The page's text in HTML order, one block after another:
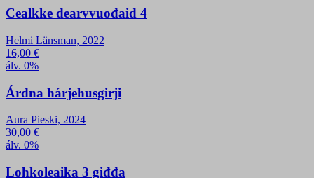
Cealkke dearvvuođaid 4
Helmi Länsman, 2022
16,00 €
álv. 0%
Árdna hárjehusgirji
Aura Pieski, 2024
30,00 €
álv. 0%
Lohkoleaika 3 giđđa